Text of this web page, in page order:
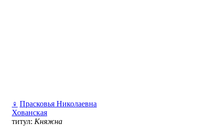
♀ Прасковья Николаевна
Хованская
титул: Княжна